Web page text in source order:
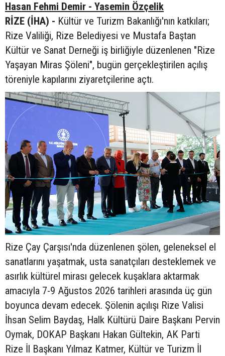
Hasan Fehmi Demir - Yasemin Özçelik
RİZE (İHA) - Kültür ve Turizm Bakanlığı'nın katkıları;
Rize Valiliği, Rize Belediyesi ve Mustafa Baştan
Kültür ve Sanat Derneği iş birliğiyle düzenlenen "Rize
Yaşayan Miras Şöleni", bugün gerçekleştirilen açılış
töreniyle kapılarını ziyaretçilerine açtı.
Rize Çay Çarşısı'nda düzenlenen şölen, geleneksel el
sanatlarını yaşatmak, usta sanatçıları desteklemek ve
asırlık kültürel mirası gelecek kuşaklara aktarmak
amacıyla 7-9 Ağustos 2026 tarihleri arasında üç gün
boyunca devam edecek. Şölenin açılışı Rize Valisi
İhsan Selim Baydaş, Halk Kültürü Daire Başkanı Pervin
Oymak, DOKAP Başkanı Hakan Gültekin, AK Parti
Rize İl Başkanı Yılmaz Katmer, Kültür ve Turizm İl